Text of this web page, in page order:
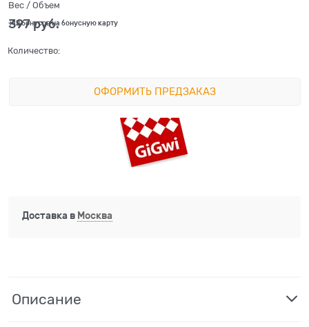
Вес / Объем
397 руб.
+12 бонусов на бонусную карту
Количество:
ОФОРМИТЬ ПРЕДЗАКАЗ
Доставка в Москва
Описание